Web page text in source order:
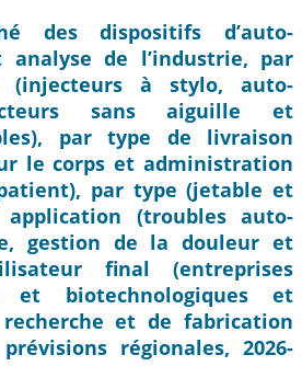
des dispositifs d’auto-
de l’industrie, par
à stylo, auto-
sans aiguille et
par type de livraison
le corps et administration
par type (jetable et
(troubles auto-
gestion de la douleur et
final (entreprises
et biotechnologiques et
et de fabrication
régionales, 2026-